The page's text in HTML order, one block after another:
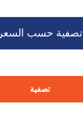
تصفية حسب السعر
تصفية